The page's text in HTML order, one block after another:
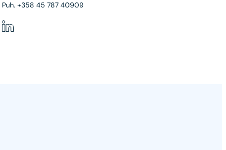
Puh. +358 45 787 40909